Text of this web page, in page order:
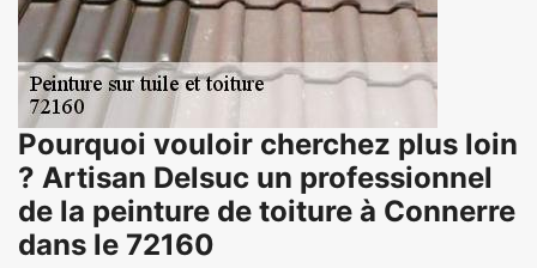
Pourquoi vouloir cherchez plus loin
? Artisan Delsuc un professionnel
de la peinture de toiture à Connerre
dans le 72160